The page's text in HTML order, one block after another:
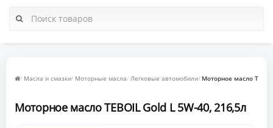
Масла и смазки Моторные масла Легковые автомобили Моторное масло
Моторное масло TEBOIL Gold L 5W-40, 216,5л